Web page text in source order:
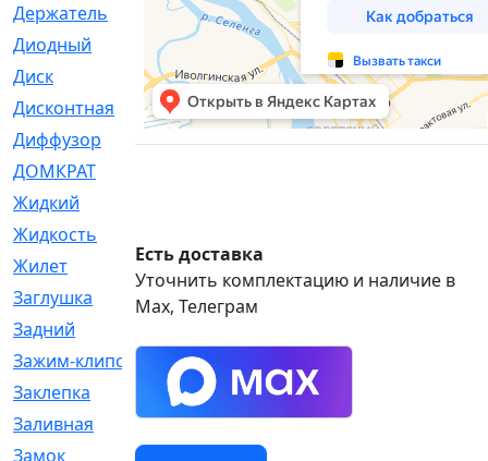
Держатель
[5]
Диодный
Диск
[418]
Дисконтная
[1]
Диффузор
[1]
ДОМКРАТ
Жидкий
Жидкость
Жилет
[1]
Заглушка
[21]
Задний
Зажим-клипса
[1]
Заклепка
[1]
Заливная
[4]
Замок
Есть доставка
Уточнить комплектацию и наличие в
Max, Телеграм